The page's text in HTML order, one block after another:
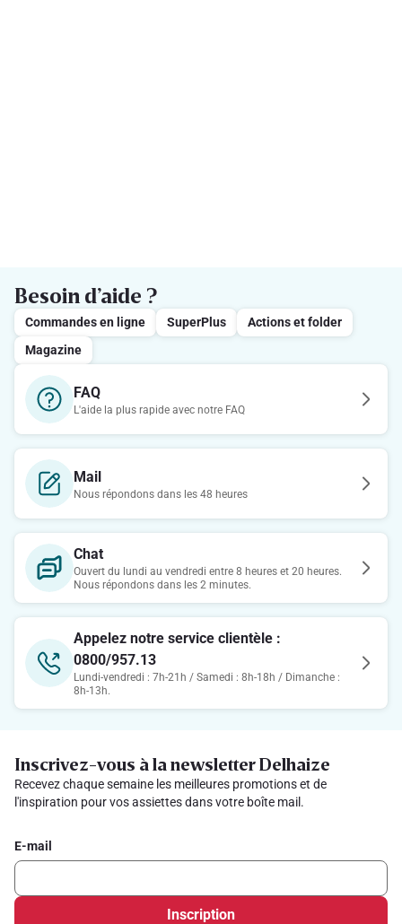
Besoin d’aide ?
Commandes en ligne SuperPlus
Actions et folder
Magazine
FAQ
L'aide la plus rapide avec notre FAQ
Mail
Nous répondons dans les 48 heures
Chat
Ouvert du lundi au vendredi entre 8 heures et 20 heures.
Nous répondons dans les 2 minutes.
Appelez notre service clientèle :
0800/957.13
Lundi-vendredi : 7h-21h / Samedi : 8h-18h / Dimanche :
8h-13h.
Inscrivez-vous à la newsletter Delhaize
Recevez chaque semaine les meilleures promotions et de
l'inspiration pour vos assiettes dans votre boîte mail.
E-mail
Inscription